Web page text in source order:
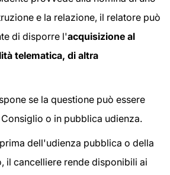
e la relazione, il relatore può
di disporre l'acquisizione al
telematica, di altra
se la questione può essere
o in pubblica udienza.
dell'udienza pubblica o della
il cancelliere rende disponibili ai